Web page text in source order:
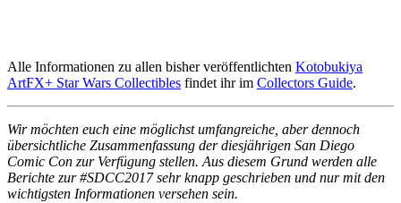
Alle Informationen zu allen bisher veröffentlichten Kotobukiya
ArtFX+ Star Wars Collectibles findet ihr im Collectors Guide.
Wir möchten euch eine möglichst umfangreiche, aber dennoch
übersichtliche Zusammenfassung der diesjährigen San Diego
Comic Con zur Verfügung stellen. Aus diesem Grund werden alle
Berichte zur #SDCC2017 sehr knapp geschrieben und nur mit den
wichtigsten Informationen versehen sein.